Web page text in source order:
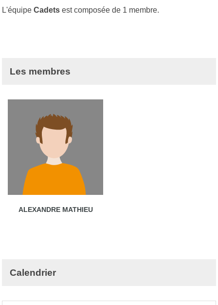
L'équipe Cadets est composée de 1 membre.
Les membres
ALEXANDRE MATHIEU
Calendrier